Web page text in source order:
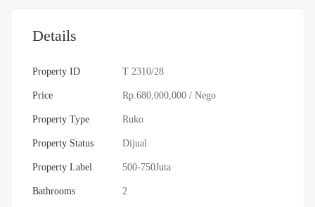
Details
Property ID T 2310/28
Price Rp.680,000,000 / Nego
Property Type Ruko
Property Status Dijual
Property Label 500-750Juta
Bathrooms 2